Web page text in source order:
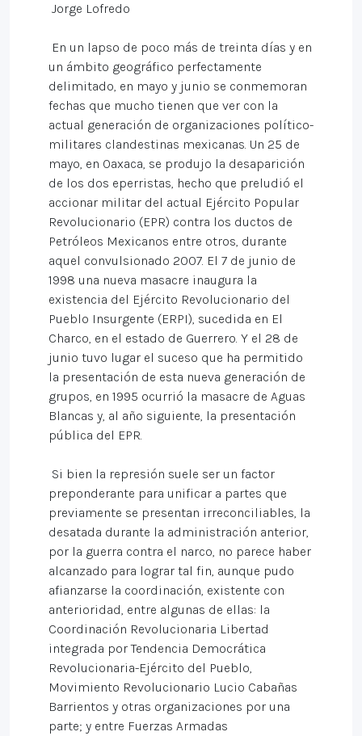
Jorge Lofredo
En un lapso de poco más de treinta días y en
un ámbito geográfico perfectamente
delimitado, en mayo y junio se conmemoran
fechas que mucho tienen que ver con la
actual generación de organizaciones político-
militares clandestinas mexicanas. Un 25 de
mayo, en Oaxaca, se produjo la desaparición
de los dos eperristas, hecho que preludió el
accionar militar del actual Ejército Popular
Revolucionario (EPR) contra los ductos de
Petróleos Mexicanos entre otros, durante
aquel convulsionado 2007. El 7 de junio de
1998 una nueva masacre inaugura la
existencia del Ejército Revolucionario del
Pueblo Insurgente (ERPI), sucedida en El
Charco, en el estado de Guerrero. Y el 28 de
junio tuvo lugar el suceso que ha permitido
la presentación de esta nueva generación de
grupos, en 1995 ocurrió la masacre de Aguas
Blancas y, al año siguiente, la presentación
pública del EPR.
Si bien la represión suele ser un factor
preponderante para unificar a partes que
previamente se presentan irreconciliables, la
desatada durante la administración anterior,
por la guerra contra el narco, no parece haber
alcanzado para lograr tal fin, aunque pudo
afianzarse la coordinación, existente con
anterioridad, entre algunas de ellas: la
Coordinación Revolucionaria Libertad
integrada por Tendencia Democrática
Revolucionaria-Ejército del Pueblo,
Movimiento Revolucionario Lucio Cabañas
Barrientos y otras organizaciones por una
parte; y entre Fuerzas Armadas